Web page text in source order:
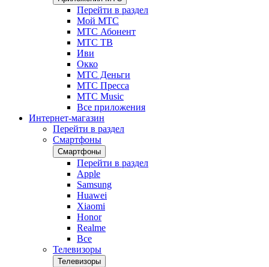
Перейти в раздел
Мой МТС
МТС Абонент
МТС ТВ
Иви
Окко
МТС Деньги
МТС Пресса
МТС Music
Все приложения
Интернет-магазин
Перейти в раздел
Смартфоны
Смартфоны
Перейти в раздел
Apple
Samsung
Huawei
Xiaomi
Honor
Realme
Все
Телевизоры
Телевизоры